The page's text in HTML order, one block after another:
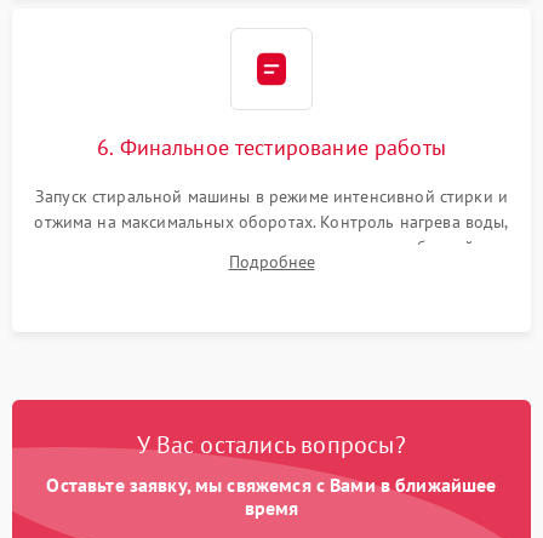
6. Финальное тестирование работы
Запуск стиральной машины в режиме интенсивной стирки и
отжима на максимальных оборотах. Контроль нагрева воды,
корректности слива, отсутствия излишних вибраций,
посторонних стуков и протечек под корпусом.
Подробнее
У Вас остались вопросы?
Оставьте заявку, мы свяжемся с Вами в ближайшее
время